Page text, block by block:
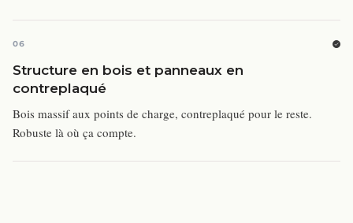
06
Structure en bois et panneaux en
contreplaqué
Bois massif aux points de charge, contreplaqué pour le reste.
Robuste là où ça compte.